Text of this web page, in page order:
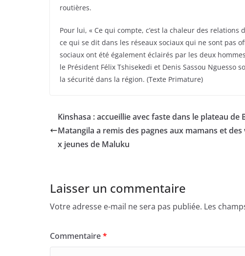
routières.
Pour lui, « Ce qui compte, c’est la chaleur des
ce qui se dit dans les réseaux sociaux qui ne sont pas
sociaux ont été également éclairés par les deux
le Président Félix Tshisekedi et Denis Sassou Nguesso
la sécurité dans la région. (Texte Primature)
Kinshasa : accueillie avec faste dans le plateau de
Matangila a remis des pagnes aux mamans et des
x jeunes de Maluku
Laisser un commentaire
Votre adresse e-mail ne sera pas publiée. Les
Commentaire*